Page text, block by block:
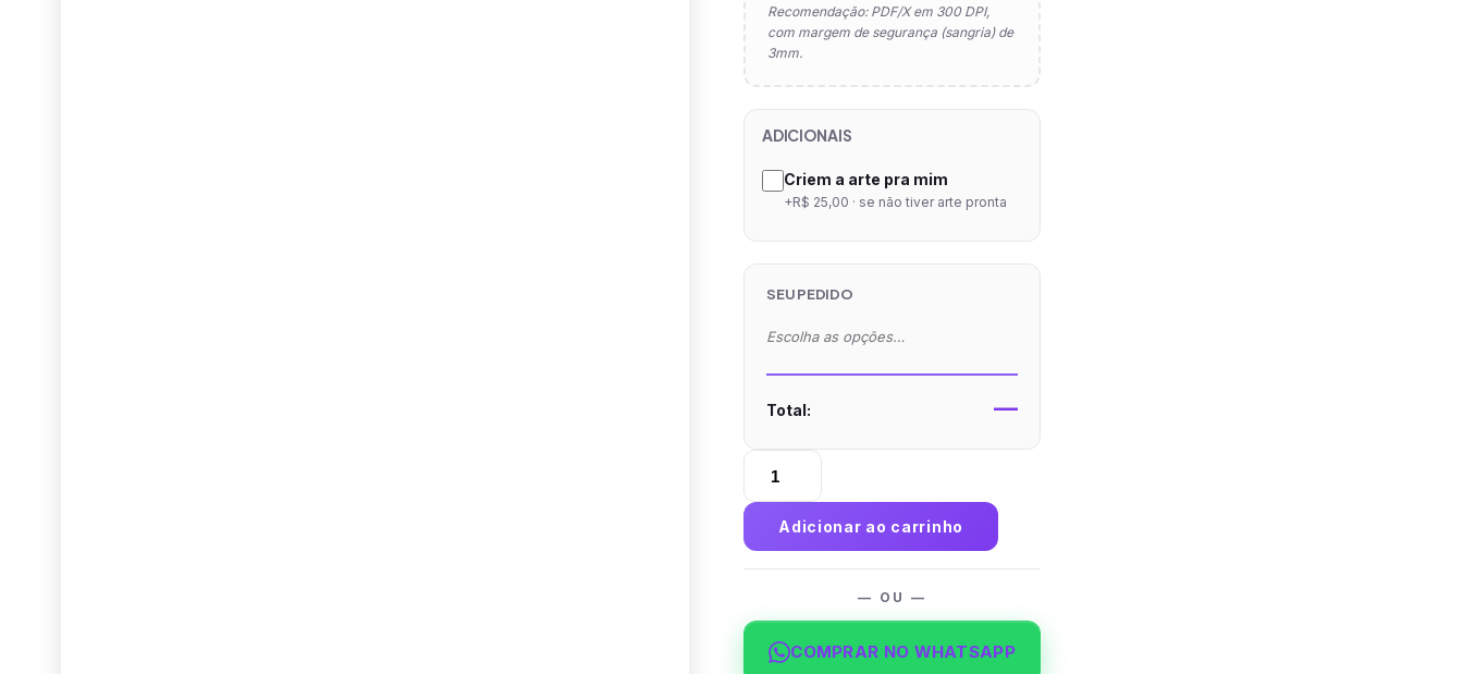
Recomendação: PDF/X em 300 DPI,
com margem de segurança (sangria) de
3mm.
ADICIONAIS
Criem a arte pra mim
+R$ 25,00 · se não tiver arte pronta
SEU PEDIDO
Escolha as opções…
Total: —
Folder
com
1
Dobra
Couchê
Verniz
Total
Adicionar ao carrinho
— OU —
COMPRAR NO WHATSAPP